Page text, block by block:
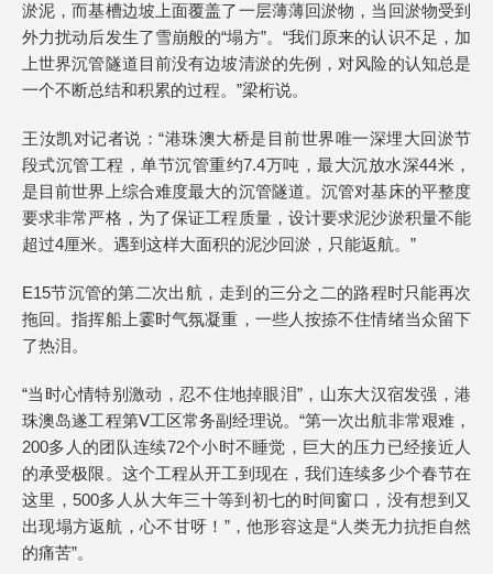
淤泥，而基槽边坡上面覆盖了一层薄薄回淤物，当回淤物受到
外力扰动后发生了雪崩般的“塌方”。“我们原来的认识不足，加
上世界沉管隧道目前没有边坡清淤的先例，对风险的认知总是
一个不断总结和积累的过程。”梁桁说。
王汝凯对记者说：“港珠澳大桥是目前世界唯一深埋大回淤节
段式沉管工程，单节沉管重约7.4万吨，最大沉放水深44米，
是目前世界上综合难度最大的沉管隧道。沉管对基床的平整度
要求非常严格，为了保证工程质量，设计要求泥沙淤积量不能
超过4厘米。遇到这样大面积的泥沙回淤，只能返航。”
E15节沉管的第二次出航，走到的三分之二的路程时只能再次
拖回。指挥船上霎时气氛凝重，一些人按捺不住情绪当众留下
了热泪。
“当时心情特别激动，忍不住地掉眼泪”，山东大汉宿发强，港
珠澳岛遂工程第Ⅴ工区常务副经理说。“第一次出航非常艰难，
200多人的团队连续72个小时不睡觉，巨大的压力已经接近人
的承受极限。这个工程从开工到现在，我们连续多少个春节在
这里，500多人从大年三十等到初七的时间窗口，没有想到又
出现塌方返航，心不甘呀！”，他形容这是“人类无力抗拒自然
的痛苦”。